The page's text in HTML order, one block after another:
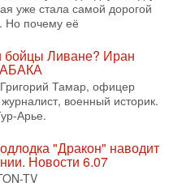
Трамп не
взрыв!
МИГДАЛЬ, эксперт
запаса
Израиля, автор
- НОВОСТИ
Трамп заявил о
о полном
группировок в
уже стала самой дорогой
Но почему её
бойцы Ливане? Иран
Тамар, офицер
военный историк.
Арье.
"Дракон" наводит
Новости 6.07
TV